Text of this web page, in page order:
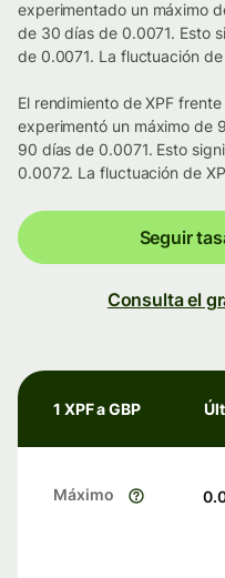
experimentado un máximo
de 30 días de 0.0071. Esto
de 0.0071. La fluctuación
El rendimiento de XPF
experimentó un máximo de
90 días de 0.0071. Esto
0.0072. La fluctuación de
Seguir
Consulta el
1 XPF a GBP
Máximo